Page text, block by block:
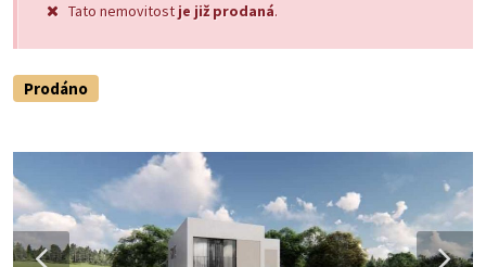
Tato nemovitost je již prodaná.
Prodáno